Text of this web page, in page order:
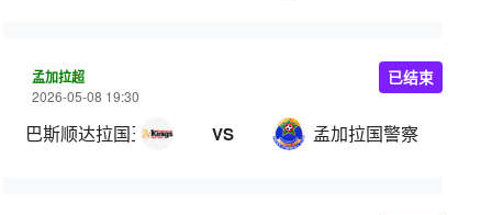
孟加拉超
2026-05-08 19:30
巴斯顺达拉国王 VS 孟加拉国警察
已结束